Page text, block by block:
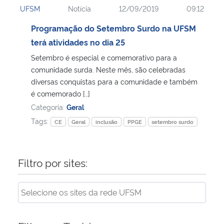
Ministério da Cidadania
Ministério da Saúde
Ministério de Minas e Energia
Ministério da Ciência, Tecnologia, Inovações e Comunicações
Ministério do Meio Ambiente
Ministério do Desenvolvimento Regional
Controladoria-Geral da União
UFSM Notícia 12/09/2019 09:12
Programação do Setembro Surdo na UFSM
terá atividades no dia 25
Setembro é especial e comemorativo para a
comunidade surda. Neste mês, são celebradas
diversas conquistas para a comunidade e também
é comemorado […]
Categoria: Geral
Tags:
CE Geral inclusão PPGE setembro surdo
Filtro por sites: